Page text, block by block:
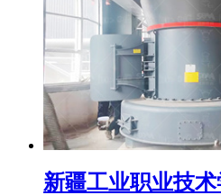
新疆工业职业技